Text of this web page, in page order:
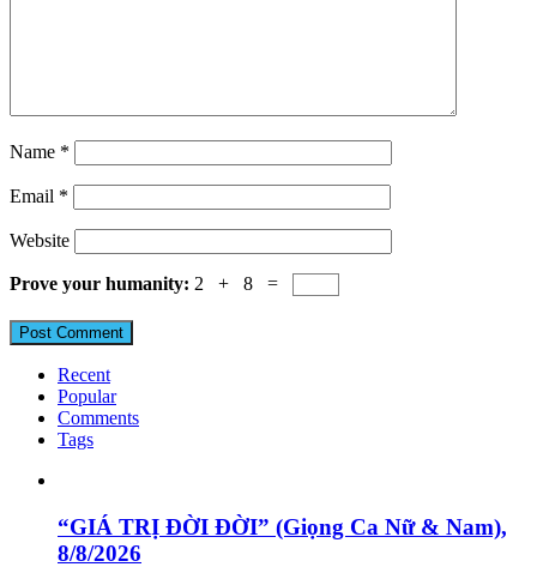
Name *
Email *
Website
Prove your humanity: 2 + 8 =
Recent
Popular
Comments
Tags
“GIÁ TRỊ ĐỜI ĐỜI” (Giọng Ca Nữ & Nam),
8/8/2026